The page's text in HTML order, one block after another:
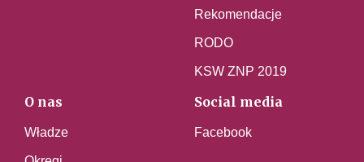
Rekomendacje
RODO
KSW ZNP 2019
O nas
Władze
Social media
Facebook